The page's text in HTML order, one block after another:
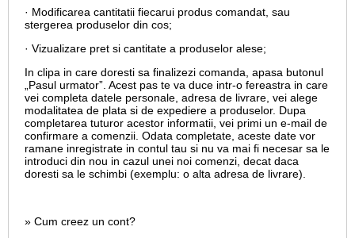
· Modificarea cantitatii fiecarui produs comandat, sau
stergerea produselor din cos;
· Vizualizare pret si cantitate a produselor alese;
In clipa in care doresti sa finalizezi comanda, apasa butonul
„Pasul urmator”. Acest pas te va duce intr-o fereastra in care
vei completa datele personale, adresa de livrare, vei alege
modalitatea de plata si de expediere a produselor. Dupa
completarea tuturor acestor informatii, vei primi un e-mail de
confirmare a comenzii. Odata completate, aceste date vor
ramane inregistrate in contul tau si nu va mai fi necesar sa le
introduci din nou in cazul unei noi comenzi, decat daca
doresti sa le schimbi (exemplu: o alta adresa de livrare).
» Cum creez un cont?